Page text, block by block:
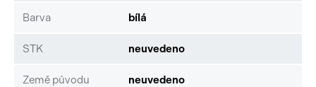
Barva bílá
STK neuvedeno
Země původu neuvedeno